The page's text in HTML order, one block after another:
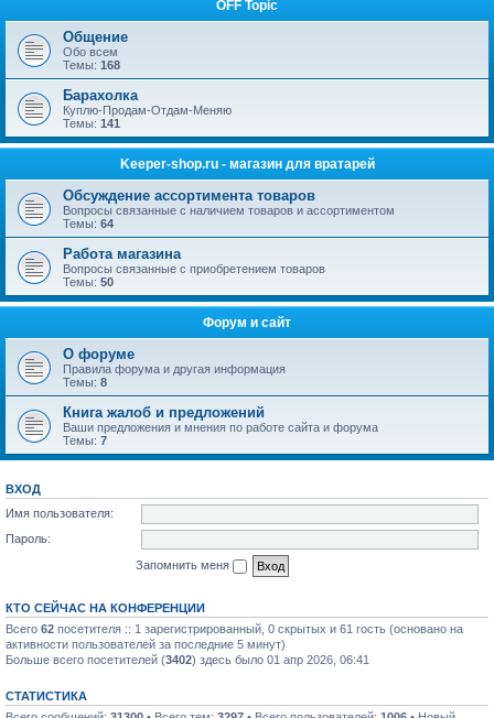
OFF Topic
Общение
Обо всем
Темы: 168
Барахолка
Куплю-Продам-Отдам-Меняю
Темы: 141
Keeper-shop.ru - магазин для вратарей
Обсуждение ассортимента товаров
Вопросы связанные с наличием товаров и ассортиментом
Темы: 64
Работа магазина
Вопросы связанные с приобретением товаров
Темы: 50
Форум и сайт
О форуме
Правила форума и другая информация
Темы: 8
Книга жалоб и предложений
Ваши предложения и мнения по работе сайта и форума
Темы: 7
ВХОД
Имя пользователя:
Пароль:
Запомнить меня
КТО СЕЙЧАС НА КОНФЕРЕНЦИИ
Всего 62 посетителя :: 1 зарегистрированный, 0 скрытых и 61 гость (основано на
активности пользователей за последние 5 минут)
Больше всего посетителей (3402) здесь было 01 апр 2026, 06:41
СТАТИСТИКА